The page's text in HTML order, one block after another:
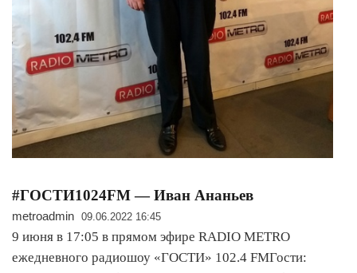
#ГОСТИ1024FM — Иван Ананьев
metroadmin 09.06.2022 16:45
9 июня в 17:05 в прямом эфире RADIO METRO
ежедневного радиошоу «ГОСТИ» 102.4 FMГости: